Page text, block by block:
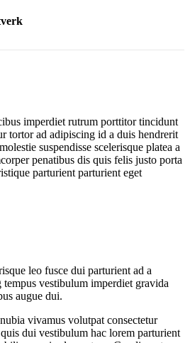
imperdiet rutrum porttitor tincidunt
tortor ad adipiscing id a duis hendrerit
suspendisse scelerisque platea a
penatibus dis quis felis justo porta
parturient parturient eget
leo fusce dui parturient ad a
vestibulum imperdiet gravida
augue dui.
vivamus volutpat consectetur
dui vestibulum hac lorem parturient